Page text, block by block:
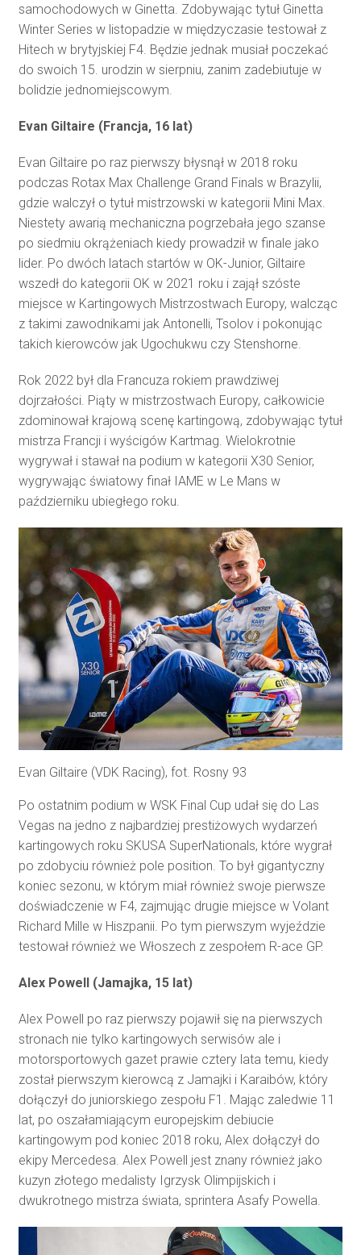
samochodowych w Ginetta. Zdobywając tytuł Ginetta
Winter Series w listopadzie w międzyczasie testował z
Hitech w brytyjskiej F4. Będzie jednak musiał poczekać
do swoich 15. urodzin w sierpniu, zanim zadebiutuje w
bolidzie jednomiejscowym.
Evan Giltaire (Francja, 16 lat)
Evan Giltaire po raz pierwszy błysnął w 2018 roku
podczas Rotax Max Challenge Grand Finals w Brazylii,
gdzie walczył o tytuł mistrzowski w kategorii Mini Max.
Niestety awarią mechaniczna pogrzebała jego szanse
po siedmiu okrążeniach kiedy prowadził w finale jako
lider. Po dwóch latach startów w OK-Junior, Giltaire
wszedł do kategorii OK w 2021 roku i zajął szóste
miejsce w Kartingowych Mistrzostwach Europy, walcząc
z takimi zawodnikami jak Antonelli, Tsolov i pokonując
takich kierowców jak Ugochukwu czy Stenshorne.
Rok 2022 był dla Francuza rokiem prawdziwej
dojrzałości. Piąty w mistrzostwach Europy, całkowicie
zdominował krajową scenę kartingową, zdobywając tytuł
mistrza Francji i wyścigów Kartmag. Wielokrotnie
wygrywał i stawał na podium w kategorii X30 Senior,
wygrywając światowy finał IAME w Le Mans w
październiku ubiegłego roku.
Evan Giltaire (VDK Racing), fot. Rosny 93
Po ostatnim podium w WSK Final Cup udał się do Las
Vegas na jedno z najbardziej prestiżowych wydarzeń
kartingowych roku SKUSA SuperNationals, które wygrał
po zdobyciu również pole position. To był gigantyczny
koniec sezonu, w którym miał również swoje pierwsze
doświadczenie w F4, zajmując drugie miejsce w Volant
Richard Mille w Hiszpanii. Po tym pierwszym wyjeździe
testował również we Włoszech z zespołem R-ace GP.
Alex Powell (Jamajka, 15 lat)
Alex Powell po raz pierwszy pojawił się na pierwszych
stronach nie tylko kartingowych serwisów ale i
motorsportowych gazet prawie cztery lata temu, kiedy
został pierwszym kierowcą z Jamajki i Karaibów, który
dołączył do juniorskiego zespołu F1. Mając zaledwie 11
lat, po oszałamiającym europejskim debiucie
kartingowym pod koniec 2018 roku, Alex dołączył do
ekipy Mercedesa. Alex Powell jest znany również jako
kuzyn złotego medalisty Igrzysk Olimpijskich i
dwukrotnego mistrza świata, sprintera Asafy Powella.